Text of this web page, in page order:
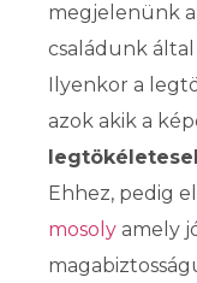
megjelenünk
családunk
Ilyenkor a
azok akik a
Ehhez, pedig
mosoly amely